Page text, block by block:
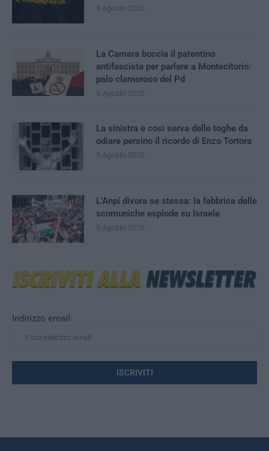
Indirizzo email:
6 Agosto 2026
La Camera boccia il patentino
antifascista per parlare a Montecitorio:
palo clamoroso del Pd
5 Agosto 2026
La sinistra è così serva delle toghe da
odiare persino il ricordo di Enzo Tortora
5 Agosto 2026
L’Anpi divora se stessa: la fabbrica delle
scomuniche esplode su Israele
5 Agosto 2026